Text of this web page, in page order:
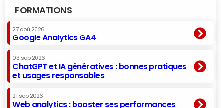
FORMATIONS
27 aoû 2026
Google Analytics GA4
03 sep 2026
ChatGPT et IA génératives : bonnes pratiques
et usages responsables
21 sep 2026
Web analytics : booster ses performances